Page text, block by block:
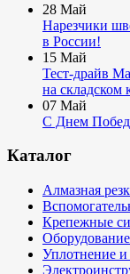
28 Май
Нарезчики
в России!
15 Май
Тест-драйв
на складском
07 Май
С Днем
Каталог
Алмазная
Крепежные
Уплотнение и